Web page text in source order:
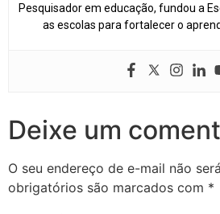
Pesquisador em educação, fundou a
as escolas para fortalecer o
Deixe um
O seu endereço de e-mail não
obrigatórios são marcados com *